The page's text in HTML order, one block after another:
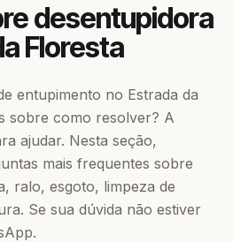
desentupidora
Floresta
entupimento no Estrada da
sobre como resolver? A
ajudar. Nesta seção,
mais frequentes sobre
ralo, esgoto, limpeza de
Se sua dúvida não estiver